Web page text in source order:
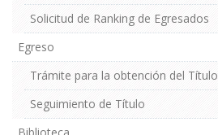
Solicitud de Ranking de Egresados
Egreso
Trámite para la obtención del Título
Seguimiento de Título